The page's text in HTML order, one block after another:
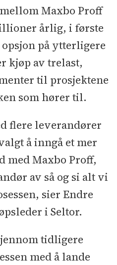
Maxbo Proff
årlig, i første
på ytterligere
kjøp av trelast,
til prosjektene
som hører til.
flere leverandører
å inngå et mer
med Maxbo Proff,
av så og si alt vi
sier Endre
i Seltor.
tidligere
med å lande